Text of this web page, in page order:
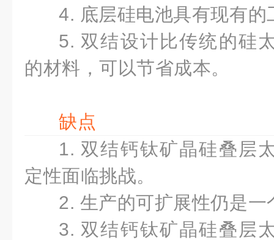
4. 底层硅电池具有现有的
5. 双结设计比传统的硅
的材料，可以节省成本。
缺点
1. 双结钙钛矿晶硅叠层
定性面临挑战。
2. 生产的可扩展性仍是一
3. 双结钙钛矿晶硅叠层